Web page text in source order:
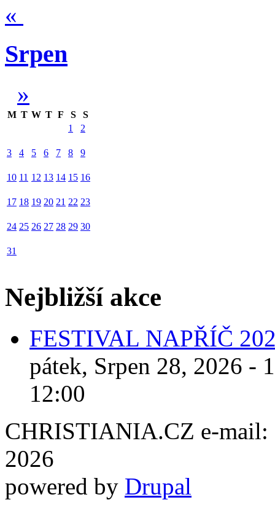
«
Srpen
»
M T W T F S
S
1
2
3 4 5 6 7 8 9
10 11 12 13 14 15 16
17 18 19 20 21 22 23
24 25 26 27 28 29 30
31
Nejbližší akce
FESTIVAL NAPŘÍČ
pátek, Srpen 28, 2026 -
12:00
CHRISTIANIA.CZ e-mail:
2026
powered by Drupal